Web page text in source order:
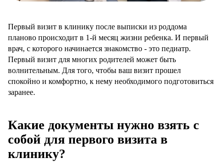
Первый визит в клинику после выписки из роддома
планово происходит в 1-й месяц жизни ребенка. И первый
врач, с которого начинается знакомство - это педиатр.
Первый визит для многих родителей может быть
волнительным. Для того, чтобы ваш визит прошел
спокойно и комфортно, к нему необходимого подготовиться
заранее.
Какие документы нужно взять с
собой для первого визита в
клинику?